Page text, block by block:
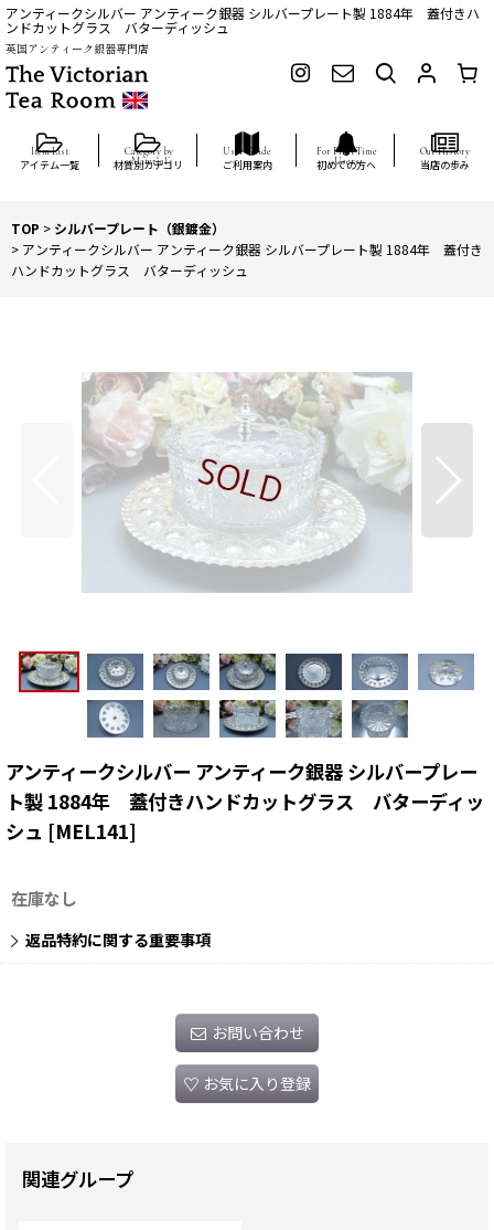
アンティークシルバー アンティーク銀器 シルバープレート製 1884年 蓋付きハ
ンドカットグラス バターディッシュ
英国アンティーク銀器専門店
アイテム一覧 材質別カテゴリ ご利用案内 初めての方へ 当店の歩み
TOP > シルバープレート（銀鍍金）
> アンティークシルバー アンティーク銀器 シルバープレート製 1884年 蓋付き
ハンドカットグラス バターディッシュ
アンティークシルバー アンティーク銀器 シルバープレー
ト製 1884年 蓋付きハンドカットグラス バターディッ
シュ [MEL141]
在庫なし
返品特約に関する重要事項
お問い合わせ
お気に入り登録
関連グループ